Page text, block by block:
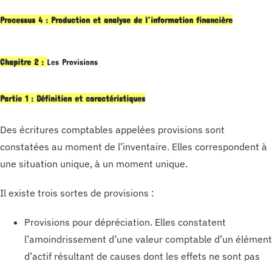
Processus 4 : Production et analyse de l’information financière
Chapitre 2 : Les Provisions
Partie 1 : Définition et caractéristiques
Des écritures comptables appelées provisions sont
constatées au moment de l’inventaire. Elles correspondent à
une situation unique, à un moment unique.
Il existe trois sortes de provisions :
Provisions pour dépréciation. Elles constatent
l’amoindrissement d’une valeur comptable d’un élément
d’actif résultant de causes dont les effets ne sont pas